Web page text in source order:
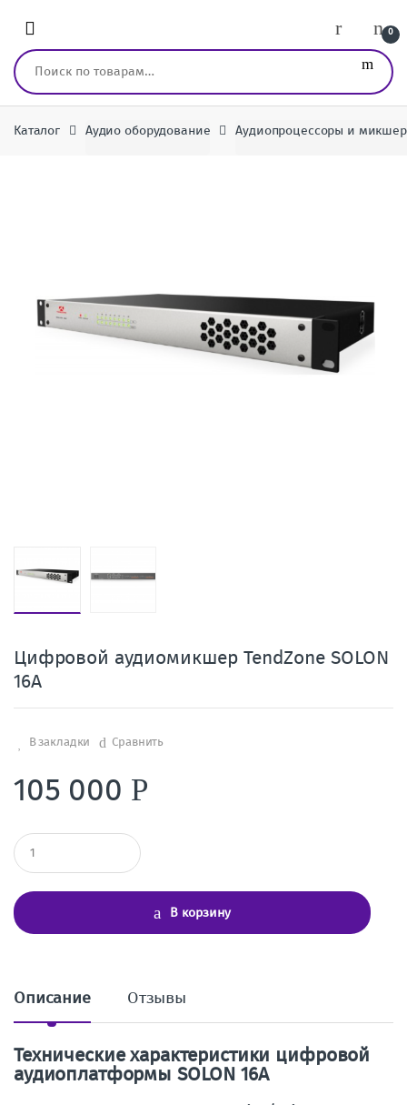
0
Искать:
Каталог Аудио оборудование Аудиопроцессоры и
Цифровой аудиомикшер TendZone SOLON
16A
В закладки Сравнить
105 000 Р
К
о
ч
е
о
В корзину
Описание Отзывы
Технические характеристики цифровой
аудиоплатформы SOLON 16A